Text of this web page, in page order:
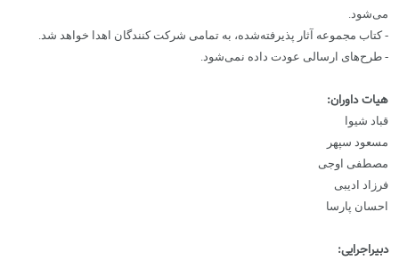
می‌شود.
- کتاب مجموعه آثار پذیرفته‌شده، به تمامی شرکت کنندگان اهدا خواهد شد.
- طرح‌های ارسالی عودت داده نمی‌شود.
هیات داوران:
قباد شیوا
مسعود سپهر
مصطفی اوجی
فرزاد ادیبی
احسان پارسا
دبیراجرایی: